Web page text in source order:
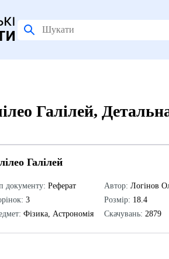
Галілей,
Галілей
документу: Реферат
3
Фізика, Астрономія
Автор: Логінов
Розмір: 18.4
Скачувань: 2879